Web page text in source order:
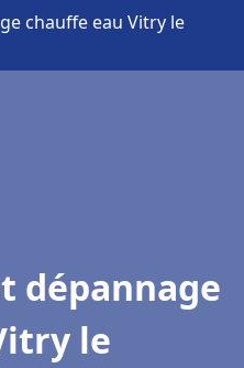
chauffe eau Vitry le
dépannage
le